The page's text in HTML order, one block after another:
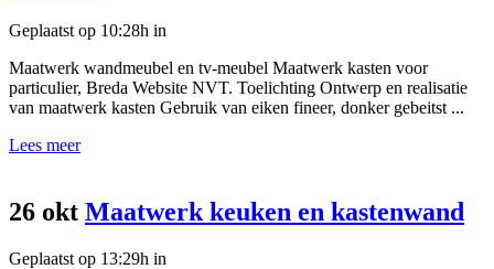
Geplaatst op 10:28h in
Maatwerk wandmeubel en tv-meubel Maatwerk kasten voor
particulier, Breda Website NVT. Toelichting Ontwerp en realisatie
van maatwerk kasten Gebruik van eiken fineer, donker gebeitst ...
Lees meer
26 okt Maatwerk keuken en kastenwand
Geplaatst op 13:29h in